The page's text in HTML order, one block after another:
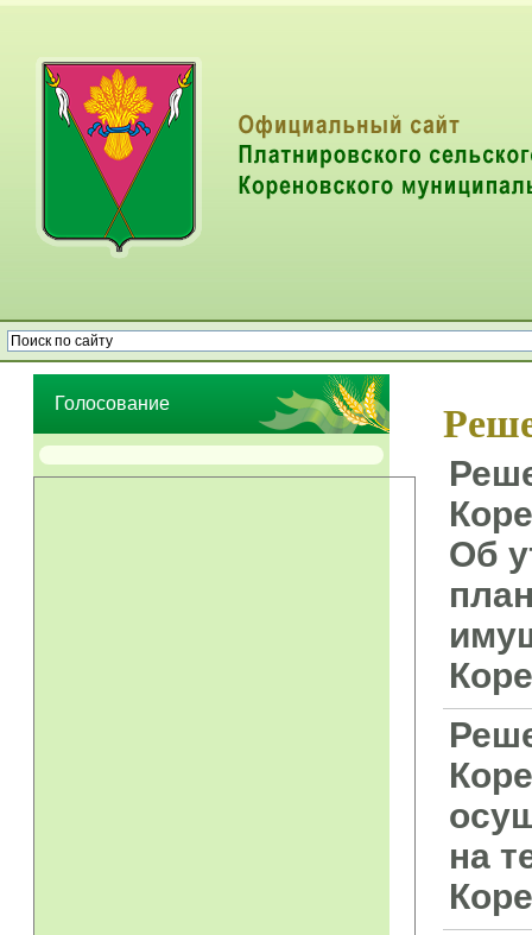
Голосование
Об
на